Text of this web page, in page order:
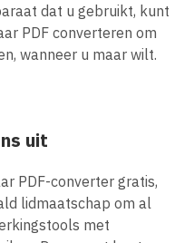
dat u gebruikt, kunt
PDF converteren om
wanneer u maar wilt.
uit
PDF-converter gratis,
lidmaatschap om al
met